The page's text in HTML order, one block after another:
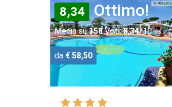
8,34 Ottimo!
Media su158Voti: 8,34/10
da € 58,50